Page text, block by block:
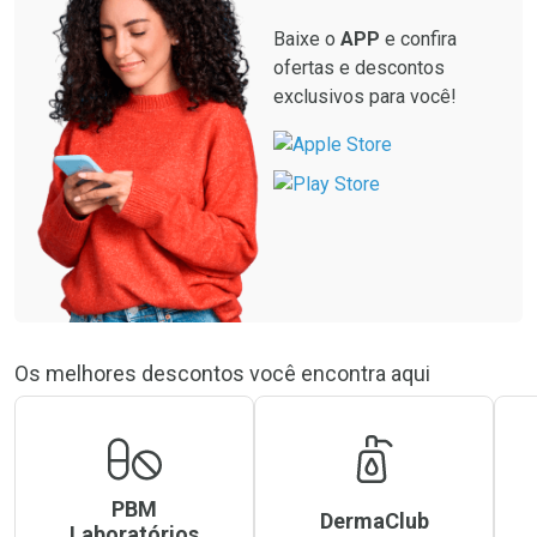
Baixe o APP e confira
ofertas e descontos
exclusivos para você!
Os melhores descontos você encontra aqui
PBM
DermaClub